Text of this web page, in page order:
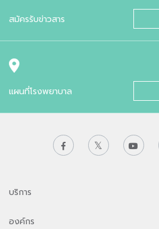
สมัครรับข่าวสาร
แผนที่โรงพยาบาล
บริการ
องค์กร